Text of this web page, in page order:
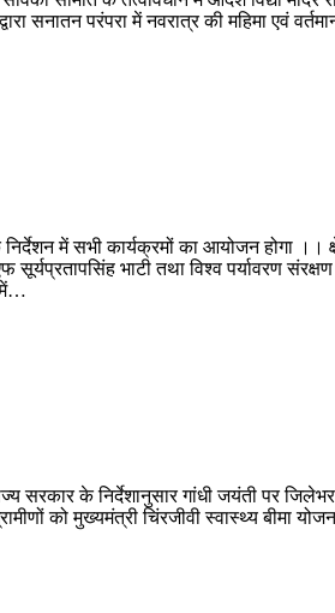
सनातन परंपरा में नवरात्र की महिमा एवं
में सभी कार्यक्रमों का आयोजन होगा ।।
भाटी तथा विश्व पर्यावरण
में…
सरकार के निर्देशानुसार गांधी जयंती पर
को मुख्यमंत्री चिंरजीवी स्वास्थ्य बीमा